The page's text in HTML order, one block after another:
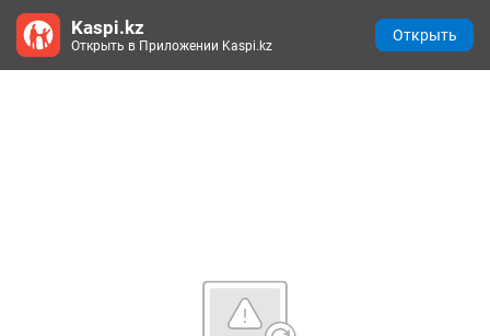
Kaspi.kz
Открыть в Приложении Kaspi.kz
Открыть